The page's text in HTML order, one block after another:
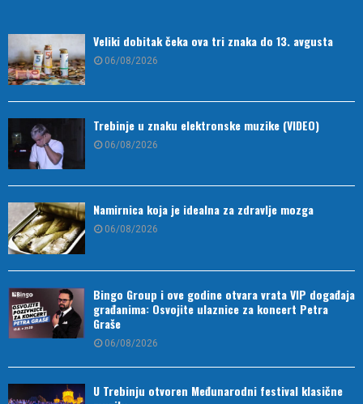
Veliki dobitak čeka ova tri znaka do 13. avgusta
06/08/2026
Trebinje u znaku elektronske muzike (VIDEO)
06/08/2026
Namirnica koja je idealna za zdravlje mozga
06/08/2026
Bingo Group i ove godine otvara vrata VIP događaja
građanima: Osvojite ulaznice za koncert Petra
Graše
06/08/2026
U Trebinju otvoren Međunarodni festival klasične